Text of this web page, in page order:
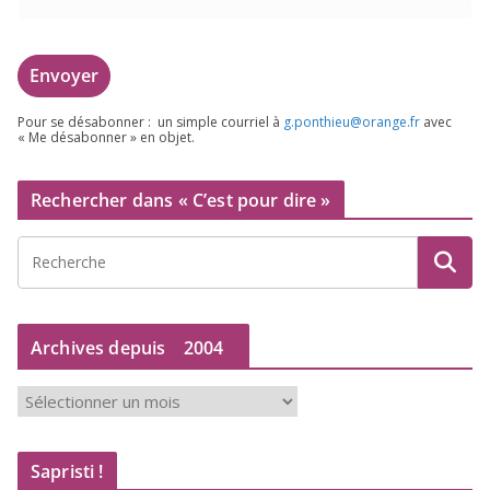
Pour se désa­bon­ner : un simple cour­riel à g.​ponthieu@​orange.​fr avec
« Me désa­bon­ner » en objet.
Rechercher dans « C’est pour dire »
Archives depuis 2004
r
c
Sapristi !